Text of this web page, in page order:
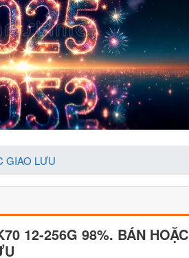
GIAO LƯU
12-256G 98%. BÁN HOẶC